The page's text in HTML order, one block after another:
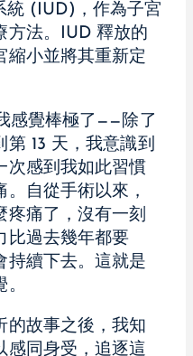
統 (IUD)，作為子宮
方法。IUD 釋放的
縮小並將其重新定
感覺棒極了——除了
13 天，我意識到
次感到我如此習慣
自從手術以來，
疼痛了，沒有一刻
比過去幾年都要
持續下去。這就是
的故事之後，我知
感同身受，追逐這